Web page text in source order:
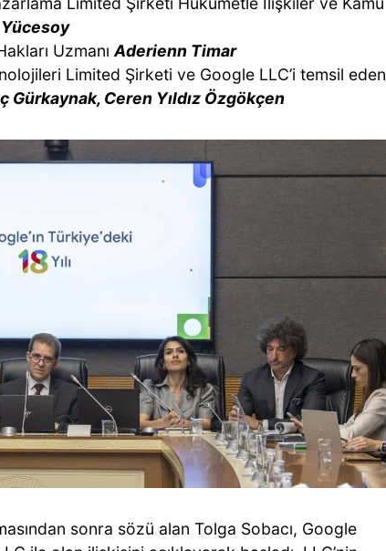
Uzmanı Aderienn Timar
Limited Şirketi ve Google LLC’i temsil eden
Gürkaynak, Ceren Yıldız Özgökçen
sonra sözü alan Tolga Sobacı, Google